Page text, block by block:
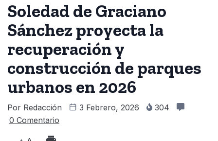
Soledad de Graciano
Sánchez proyecta la
recuperación y
construcción de parques
urbanos en 2026
Por Redacción 3 Febrero, 2026
304
0 Comentario